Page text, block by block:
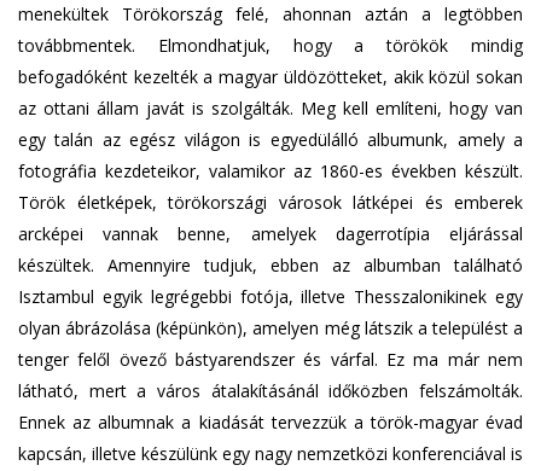
menekültek Törökország felé, ahonnan aztán a legtöbben
továbbmentek. Elmondhatjuk, hogy a törökök mindig
befogadóként kezelték a magyar üldözötteket, akik közül sokan
az ottani állam javát is szolgálták. Meg kell említeni, hogy van
egy talán az egész világon is egyedülálló albumunk, amely a
fotográfia kezdeteikor, valamikor az 1860-es években készült.
Török életképek, törökországi városok látképei és emberek
arcképei vannak benne, amelyek dagerrotípia eljárással
készültek. Amennyire tudjuk, ebben az albumban található
Isztambul egyik legrégebbi fotója, illetve Thesszalonikinek egy
olyan ábrázolása (képünkön), amelyen még látszik a települést a
tenger felől övező bástyarendszer és várfal. Ez ma már nem
látható, mert a város átalakításánál időközben felszámolták.
Ennek az albumnak a kiadását tervezzük a török-magyar évad
kapcsán, illetve készülünk egy nagy nemzetközi konferenciával is